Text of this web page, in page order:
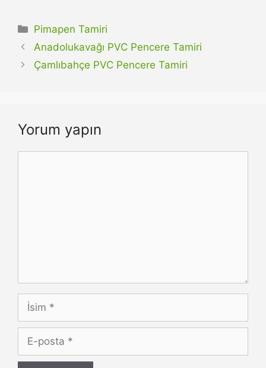
Kategoriler
Pimapen Tamiri
Anadolukavağı PVC Pencere Tamiri
Çamlıbahçe PVC Pencere Tamiri
Yorum yapın
İsim
posta